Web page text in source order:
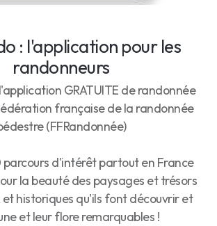
: l'application pour les
randonneurs
GRATUITE de randonnée
française de la randonnée
(FFRandonnée)
parcours d'intérêt partout en France
la beauté des paysages et trésors
historiques qu'ils font découvrir et
et leur flore remarquables !